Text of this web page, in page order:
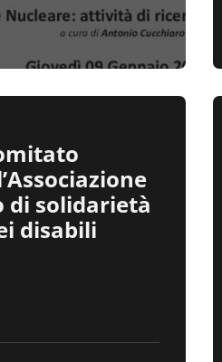
di solidarietà
disabili